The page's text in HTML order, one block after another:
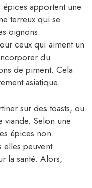
épices apportent une
terreux qui se
oignons.
ceux qui aiment un
du
de piment. Cela
asiatique.
sur des toasts, ou
viande. Selon une
épices non
elles peuvent
la santé. Alors,